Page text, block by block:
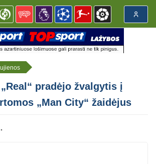
pradėjo žvalgytis į
„Man City“ žaidėjus